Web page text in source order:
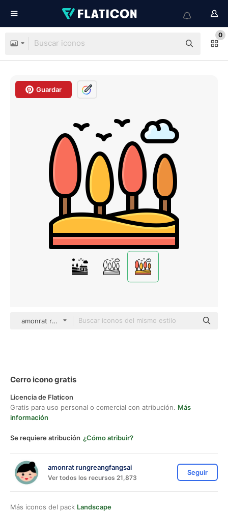
0
Guardar
amonrat rungreangfangsai Outline Color
Cerro icono gratis
Licencia de Flaticon
Gratis para uso personal o comercial con atribución. Más
información
Se requiere atribución ¿Cómo atribuir?
amonrat rungreangfangsai
Ver todos los recursos 21,873
Seguir
Más iconos del pack Landscape